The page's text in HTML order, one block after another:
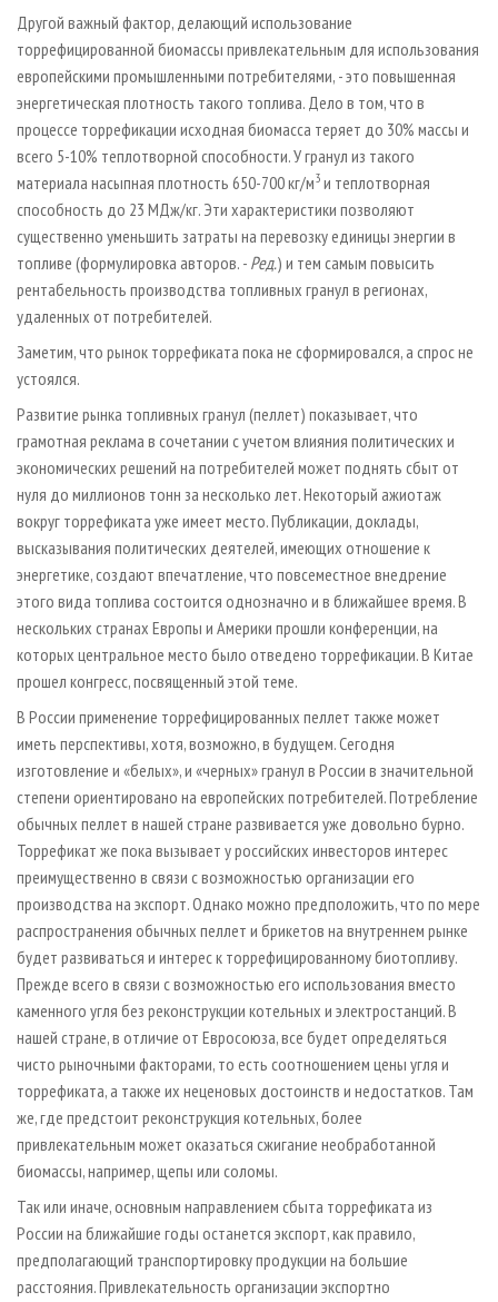
Другой важный фактор, делающий использование
торрефицированной биомассы привлекательным для использования
европейскими промышленными потребителями, - это повышенная
энергетическая плотность такого топлива. Дело в том, что в
процессе торрефикации исходная биомасса теряет до 30% массы и
всего 5-10% теплотворной способности. У гранул из такого
материала насыпная плотность 650-700 кг/м3 и теплотворная
способность до 23 МДж/кг. Эти характеристики позволяют
существенно уменьшить затраты на перевозку единицы энергии в
топливе (формулировка авторов. - Ред.) и тем самым повысить
рентабельность производства топливных гранул в регионах,
удаленных от потребителей.
Заметим, что рынок торрефиката пока не сформировался, а спрос не
устоялся.
Развитие рынка топливных гранул (пеллет) показывает, что
грамотная реклама в сочетании с учетом влияния политических и
экономических решений на потребителей может поднять сбыт от
нуля до миллионов тонн за несколько лет. Некоторый ажиотаж
вокруг торрефиката уже имеет место. Публикации, доклады,
высказывания политических деятелей, имеющих отношение к
энергетике, создают впечатление, что повсеместное внедрение
этого вида топлива состоится однозначно и в ближайшее время. В
нескольких странах Европы и Америки прошли конференции, на
которых центральное место было отведено торрефикации. В Китае
прошел конгресс, посвященный этой теме.
В России применение торрефицированных пеллет также может
иметь перспективы, хотя, возможно, в будущем. Сегодня
изготовление и «белых», и «черных» гранул в России в значительной
степени ориентировано на европейских потребителей. Потребление
обычных пеллет в нашей стране развивается уже довольно бурно.
Торрефикат же пока вызывает у российских инвесторов интерес
преимущественно в связи с возможностью организации его
производства на экспорт. Однако можно предположить, что по мере
распространения обычных пеллет и брикетов на внутреннем рынке
будет развиваться и интерес к торрефицированному биотопливу.
Прежде всего в связи с возможностью его использования вместо
каменного угля без реконструкции котельных и электростанций. В
нашей стране, в отличие от Евросоюза, все будет определяться
чисто рыночными факторами, то есть соотношением цены угля и
торрефиката, а также их неценовых достоинств и недостатков. Там
же, где предстоит реконструкция котельных, более
привлекательным может оказаться сжигание необработанной
биомассы, например, щепы или соломы.
Так или иначе, основным направлением сбыта торрефиката из
России на ближайшие годы останется экспорт, как правило,
предполагающий транспортировку продукции на большие
расстояния. Привлекательность организации экспортно